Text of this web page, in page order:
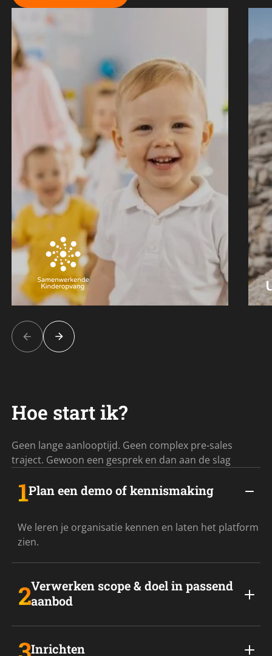
rapportages naar
één betrouwbaar
dataplatform voor
16 kinderopvang
organisaties
In vijf jaar is Samenwerkende
Kinderopvang uitgegroeid tot een
bundel van 16
kinderopvangorganisaties in heel
Nederland. Elk van deze organisaties
kende een eigen systematiek voor
rapportages. Een solide fundament
voor alle data werd een must-have.
Hoe start ik?
Geen lange aanlooptijd. Geen complex pre-sales
traject. Gewoon een gesprek en dan aan de slag
Plan een demo of kennismaking
We leren je organisatie kennen en laten het platform
zien.
Verwerken scope & doel in passend
aanbod
Inrichten